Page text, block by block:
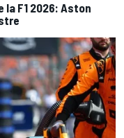
F1 2026: Aston